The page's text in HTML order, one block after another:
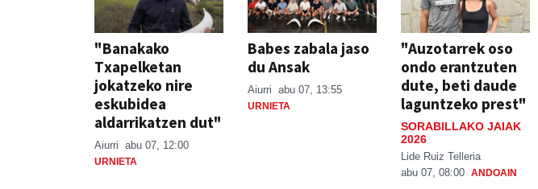
"Banakako
Txapelketan
jokatzeko nire
eskubidea
aldarrikatzen dut"
Aiurri abu 07, 12:00
URNIETA
Babes zabala jaso
du Ansak
Aiurri abu 07, 13:55
URNIETA
"Auzotarrek oso
ondo erantzuten
dute, beti daude
laguntzeko prest"
SORABILLAKO JAIAK
2026
Lide Ruiz Telleria
abu 07, 08:00 ANDOAIN